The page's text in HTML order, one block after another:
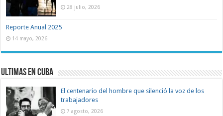
28 julio, 2026
Reporte Anual 2025
14 mayo, 2026
Ultimas en Cuba
El centenario del hombre que silenció la voz de los
trabajadores
7 agosto, 2026